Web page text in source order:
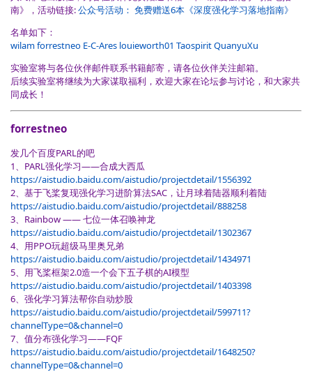
南》，活动链接:公众号活动： 免费赠送6本《深度强化学习落地指南》
名单如下：
wilamforrestneo E-C-Ares louieworth01 TaospiritQuanyuXu
实验室将与各位伙伴邮件联系书籍邮寄，请各位伙伴关注邮箱。
后续实验室将继续为大家谋取福利，欢迎大家在论坛参与讨论，和大家共
同成长！
forrestneo
发几个百度PARL的吧
1、PARL强化学习——合成大西瓜
https://aistudio.baidu.com/aistudio/projectdetail/1556392
2、基于飞桨复现强化学习进阶算法SAC，让月球着陆器顺利着陆
https://aistudio.baidu.com/aistudio/projectdetail/888258
3、Rainbow —— 七位一体召唤神龙
https://aistudio.baidu.com/aistudio/projectdetail/1302367
4、用PPO玩超级马里奥兄弟
https://aistudio.baidu.com/aistudio/projectdetail/1434971
5、用飞桨框架2.0造一个会下五子棋的AI模型
https://aistudio.baidu.com/aistudio/projectdetail/1403398
6、强化学习算法帮你自动炒股
https://aistudio.baidu.com/aistudio/projectdetail/599711?
channelType=0&channel=0
7、值分布强化学习——FQF
https://aistudio.baidu.com/aistudio/projectdetail/1648250?
channelType=0&channel=0